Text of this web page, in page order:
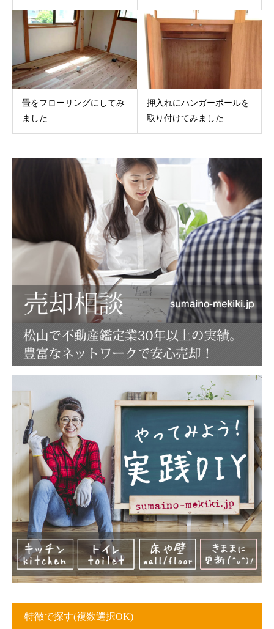
畳をフローリングにしてみ
ました
押入れにハンガーポールを
取り付けてみました
特徴で探す(複数選択OK)